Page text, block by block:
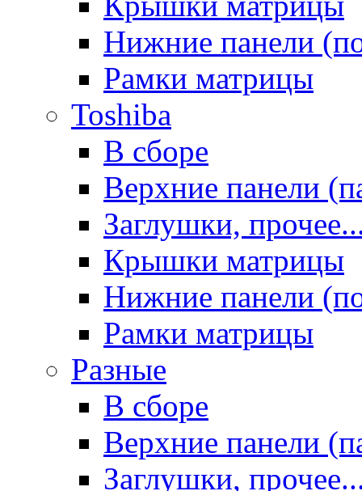
Нижние панели
Рамки матрицы
Toshiba
В сборе
Верхние панели
Заглушки,
Крышки матрицы
Нижние панели
Рамки матрицы
Разные
В сборе
Верхние панели
Заглушки,